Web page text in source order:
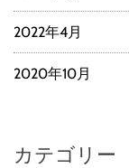
2022年4月
2020年10月
カテゴリー